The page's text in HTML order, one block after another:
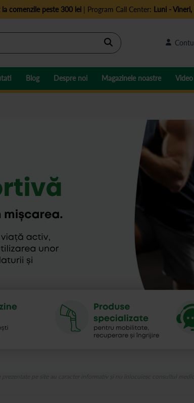
comenzile peste 300 lei| Program Call Center: Luni -
Cautare
Blog Despre noi Magazinele noastre Video
prezentate pe site au caracter informativ și nu înlocuiesc consultul